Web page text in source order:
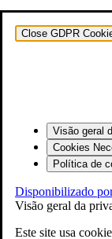
Close GDPR
Visão geral
Cookies
Política de
Disponibilizado
Visão geral da
Este site usa